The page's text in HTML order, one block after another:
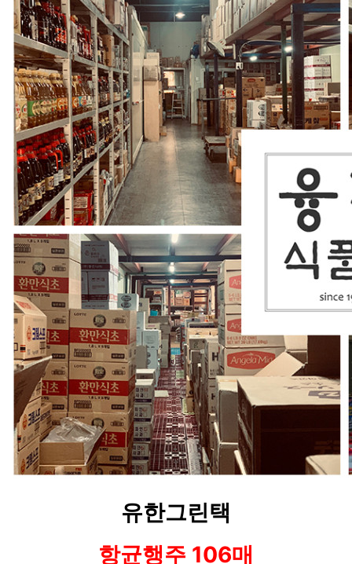
유한그린택
항균행주 106매